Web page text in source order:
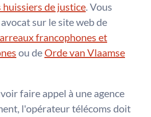
huissiers de justice. Vous
sur le site web de
francophones et
ou de Orde van Vlaamse
faire appel à une agence
l'opérateur télécoms doit